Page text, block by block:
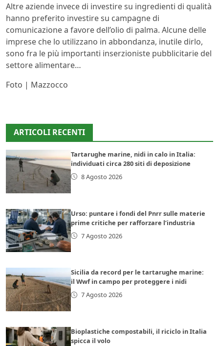
Altre aziende invece di investire su ingredienti di qualità
hanno preferito investire su campagne di
comunicazione a favore dell’olio di palma. Alcune delle
imprese che lo utilizzano in abbondanza, inutile dirlo,
sono fra le più importanti inserzioniste pubblicitarie del
settore alimentare…
Foto | Mazzocco
ARTICOLI RECENTI
Tartarughe marine, nidi in calo in Italia:
individuati circa 280 siti di deposizione
8 Agosto 2026
Urso: puntare i fondi del Pnrr sulle materie
prime critiche per rafforzare l’industria
7 Agosto 2026
Sicilia da record per le tartarughe marine:
il Wwf in campo per proteggere i nidi
7 Agosto 2026
Bioplastiche compostabili, il riciclo in Italia
spicca il volo